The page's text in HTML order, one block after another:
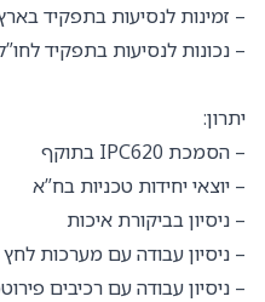
– זמינות לנסיעות בתפקיד
– נכונות לנסיעות בתפקיד
יתרון:
– הסמכת IPC620 בתוקף
– יוצאי יחידות טכניות בח”א
– ניסיון בביקורת איכות
– ניסיון עבודה עם מערכות לחץ
– ניסיון עבודה עם רכיבים